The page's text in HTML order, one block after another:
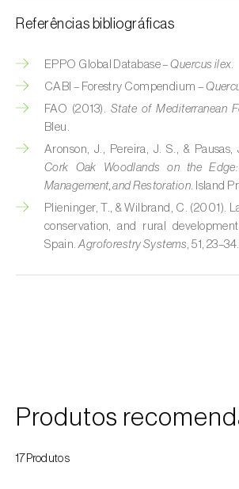
Chicória ( Cichorium spp.
Citrinos (Citrus spp.)
Brassica napus
Coqueiro (
Courgette (Cucurbita pepo)
Couve ( Brassica oleracea)
Craveiro ( Dianthus caryophyllus
Endívia ( Cichorium intybus)
Referências bibliográficas
EPPO Global Database –Quercus ilex.
CABI – Forestry Compendium –
FAO (2013). State of Mediterranean
Bleu.
Aronson, J., Pereira, J. S., & Pausas,
Cork Oak Woodlands on the
Management, and Restoration . Island
Plieninger, T., & Wilbrand, C. (2001).
conservation, and rural
Spain.Agroforestry Systems , 51, 23–34.
Produtos
17Produtos